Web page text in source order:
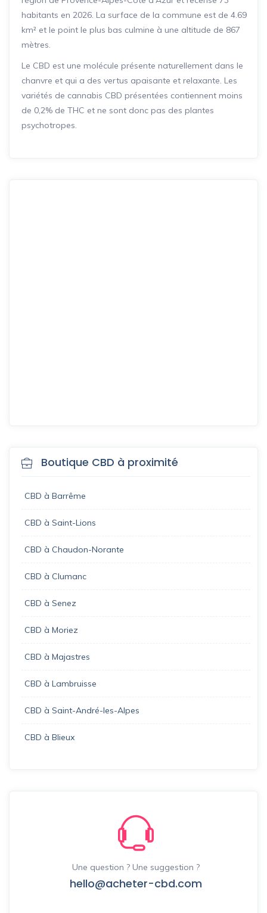
habitants en 2026. La surface de la commune est de 4.69
km² et le point le plus bas culmine à une altitude de 867
mètres.
Le CBD est une molécule présente naturellement dans le
chanvre et qui a des vertus apaisante et relaxante. Les
variétés de cannabis CBD présentées contiennent moins
de 0,2% de THC et ne sont donc pas des plantes
psychotropes.
Boutique CBD à proximité
CBD à Barrême
CBD à Saint-Lions
CBD à Chaudon-Norante
CBD à Clumanc
CBD à Senez
CBD à Moriez
CBD à Majastres
CBD à Lambruisse
CBD à Saint-André-les-Alpes
CBD à Blieux
Une question ? Une suggestion ?
hello@acheter-cbd.com